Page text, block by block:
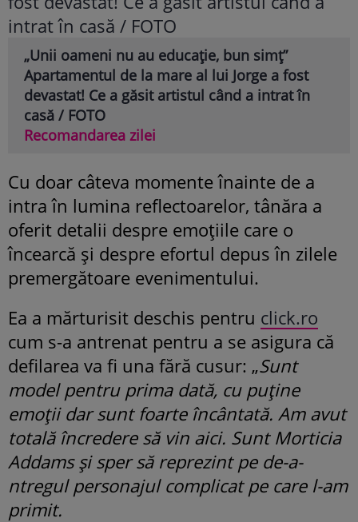
„Unii oameni nu au educație, bun simț”
Apartamentul de la mare al lui Jorge a fost
devastat! Ce a găsit artistul când a intrat în
casă / FOTO
Recomandarea zilei
Cu doar câteva momente înainte de a
intra în lumina reflectoarelor, tânăra a
oferit detalii despre emoțiile care o
încearcă și despre efortul depus în zilele
premergătoare evenimentului.
Ea a mărturisit deschis pentru click.ro
cum s-a antrenat pentru a se asigura că
defilarea va fi una fără cusur: „Sunt
model pentru prima dată, cu puține
emoții dar sunt foarte încântată. Am avut
totală încredere să vin aici. Sunt Morticia
Addams și sper să reprezint pe de-a-
ntregul personajul complicat pe care l-am
primit.